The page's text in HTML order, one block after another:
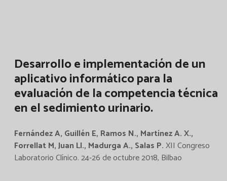
Desarrollo e implementación de un
aplicativo informático para la
evaluación de la competencia técnica
en el sedimiento urinario.
Fernández A, Guillén E, Ramos N., Martínez A. X.,
Forrellat M, Juan Ll., Madurga A., Salas P.XII Congreso
Laboratorio Clínico. 24-26 de octubre 2018, Bilbao